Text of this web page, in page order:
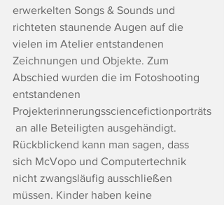
erwerkelten Songs & Sounds und
richteten staunende Augen auf die
vielen im Atelier entstandenen
Zeichnungen und Objekte. Zum
Abschied wurden die im Fotoshooting
entstandenen
Projekterinnerungssciencefictionporträts
an alle Beteiligten ausgehändigt.
Rückblickend kann man sagen, dass
sich McVopo und Computertechnik
nicht zwangsläufig ausschließen
müssen. Kinder haben keine